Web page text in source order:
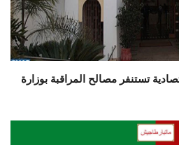
تستنفر مصالح المراقبة بوزارة